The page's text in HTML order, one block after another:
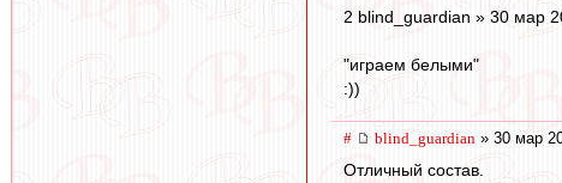
2 blind_guardian » 30 мар
"играем белыми"
:))
# blind_guardian » 30 мар
Отличный состав.